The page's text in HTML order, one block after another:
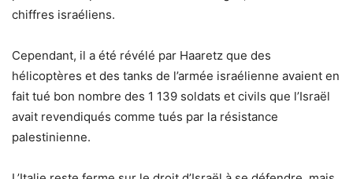
chiffres israéliens.
Cependant, il a été révélé par Haaretz que des
hélicoptères et des tanks de l’armée israélienne avaient en
fait tué bon nombre des 1 139 soldats et civils que l’Israël
avait revendiqués comme tués par la résistance
palestinienne.